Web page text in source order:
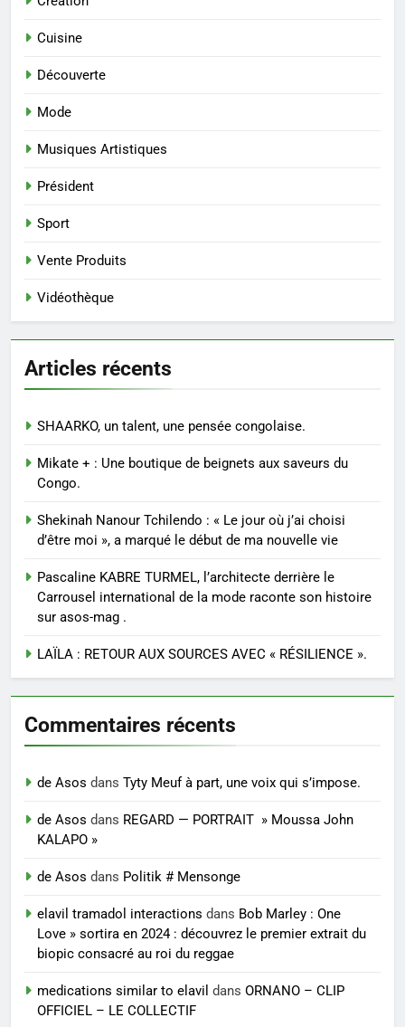
Cuisine
Découverte
Mode
Musiques Artistiques
Président
Sport
Vente Produits
Vidéothèque
Articles récents
SHAARKO, un talent, une pensée congolaise.
Mikate + : Une boutique de beignets aux saveurs du
Congo.
Shekinah Nanour Tchilendo : « Le jour où j’ai choisi
d’être moi », a marqué le début de ma nouvelle vie
Pascaline KABRE TURMEL, l’architecte derrière le
Carrousel international de la mode raconte son histoire
sur asos-mag .
LAÏLA : RETOUR AUX SOURCES AVEC « RÉSILIENCE ».
Commentaires récents
de Asos dans Tyty Meuf à part, une voix qui s’impose.
de Asos dans REGARD — PORTRAIT » Moussa John
KALAPO »
de Asos dans Politik # Mensonge
elavil tramadol interactions dans Bob Marley : One
Love » sortira en 2024 : découvrez le premier extrait du
biopic consacré au roi du reggae
medications similar to elavil dans ORNANO – CLIP
OFFICIEL – LE COLLECTIF